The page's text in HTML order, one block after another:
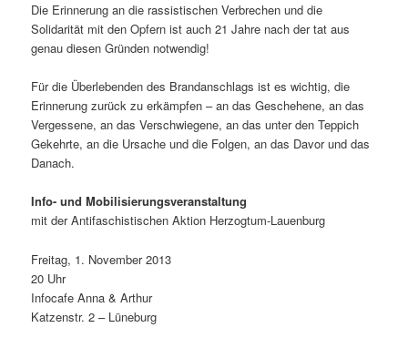
Die Erinnerung an die rassistischen Verbrechen und die
Solidarität mit den Opfern ist auch 21 Jahre nach der tat aus
genau diesen Gründen notwendig!
Für die Überlebenden des Brandanschlags ist es wichtig, die
Erinnerung zurück zu erkämpfen – an das Geschehene, an das
Vergessene, an das Verschwiegene, an das unter den Teppich
Gekehrte, an die Ursache und die Folgen, an das Davor und das
Danach.
Info- und Mobilisierungsveranstaltung
mit der Antifaschistischen Aktion Herzogtum-Lauenburg
Freitag, 1. November 2013
20 Uhr
Infocafe Anna & Arthur
Katzenstr. 2 – Lüneburg